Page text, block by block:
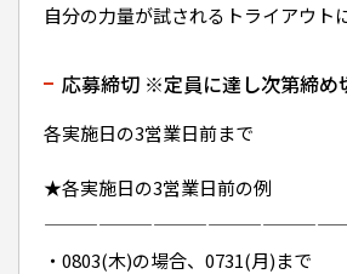
自分の力量が試されるトライアウト
応募締切 ※定員に達し次第締め
各実施日の3営業日前まで
★各実施日の3営業日前の例
・0803(木)の場合、0731(月)まで